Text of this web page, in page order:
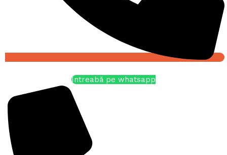
Întreabă pe whatsapp